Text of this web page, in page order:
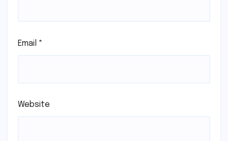
Email *
Website